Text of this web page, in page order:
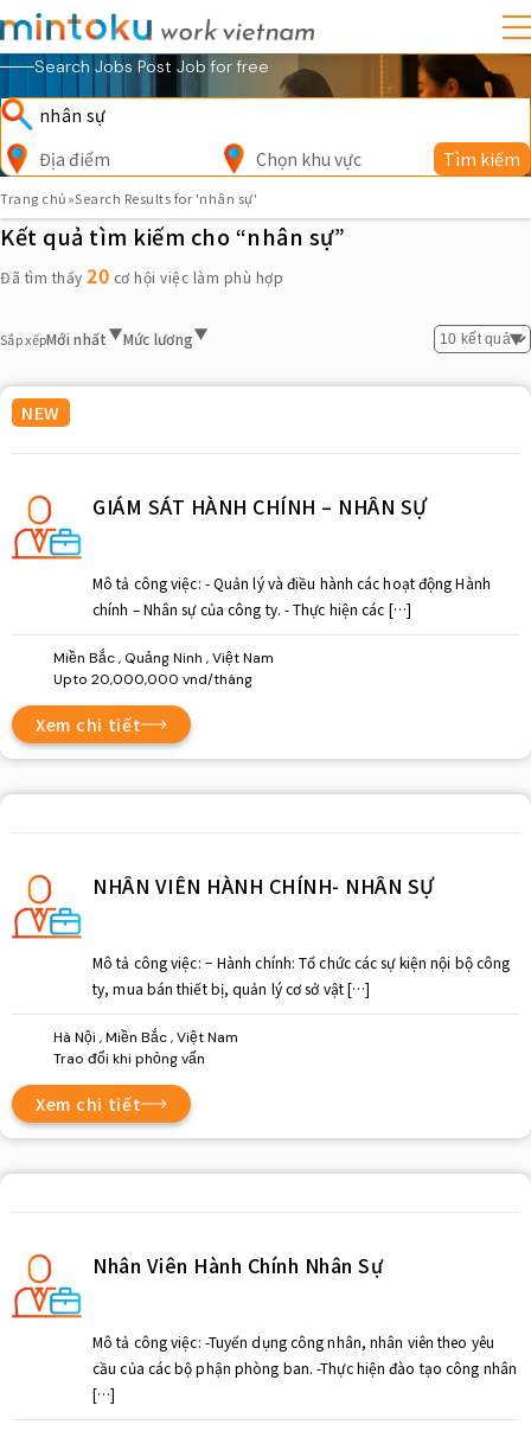
Search Jobs Post Job for free
Địa điểm Chọn khu vực Tìm kiếm
Trang chủ»Search Results for 'nhân sự'
Kết quả tìm kiếm cho “nhân sự”
Đã tìm thấy 20 cơ hội việc làm phù hợp
Sắp xếpMới nhất Mức lương
NEW
GIÁM SÁT HÀNH CHÍNH – NHÂN SỰ
Mô tả công việc: - Quản lý và điều hành các hoạt động Hành
chính – Nhân sự của công ty. - Thực hiện các […]
Miền Bắc , Quảng Ninh , Việt Nam
Upto 20,000,000 vnd/tháng
Xem chi tiết
NHÂN VIÊN HÀNH CHÍNH- NHÂN SỰ
Mô tả công việc: − Hành chính: Tổ chức các sự kiện nội bộ công
ty, mua bán thiết bị, quản lý cơ sở vật […]
Hà Nội , Miền Bắc , Việt Nam
Trao đổi khi phỏng vấn
Xem chi tiết
Nhân Viên Hành Chính Nhân Sự
Mô tả công việc: -Tuyển dụng công nhân, nhân viên theo yêu
cầu của các bộ phận phòng ban. -Thực hiện đào tạo công nhân
[…]